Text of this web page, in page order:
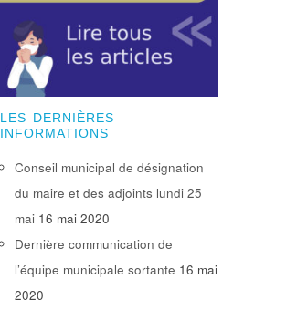
LES DERNIÈRES
INFORMATIONS
Conseil municipal de désignation
du maire et des adjoints lundi 25
mai 16 mai 2020
Dernière communication de
l’équipe municipale sortante 16 mai
2020